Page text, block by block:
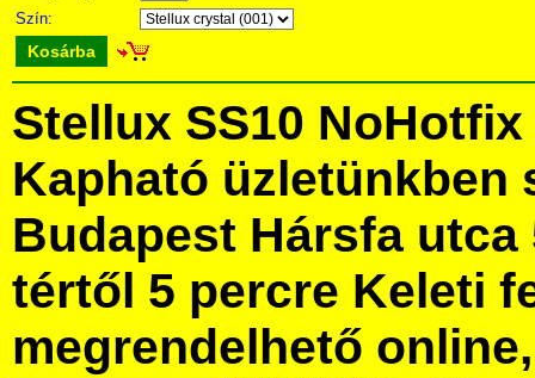
Szín:
Kosárba
Stellux SS10
Kapható üzletünkben
Budapest Hársfa utca
tértől 5 percre Keleti
megrendelhető